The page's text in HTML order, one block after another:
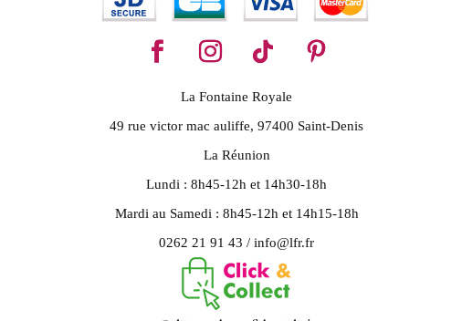
La Fontaine Royale
49 rue victor mac auliffe, 97400 Saint-Denis
La Réunion
Lundi : 8h45-12h et 14h30-18h
Mardi au Samedi : 8h45-12h et 14h15-18h
0262 21 91 43 / info@lfr.fr